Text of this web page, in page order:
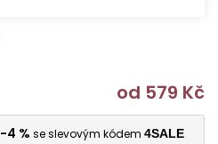
od 579 Kč
-4 % se slevovým kódem 4SALE